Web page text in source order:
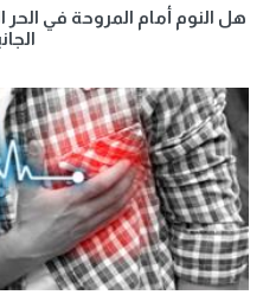
هل النوم أمام المروحة في الحر